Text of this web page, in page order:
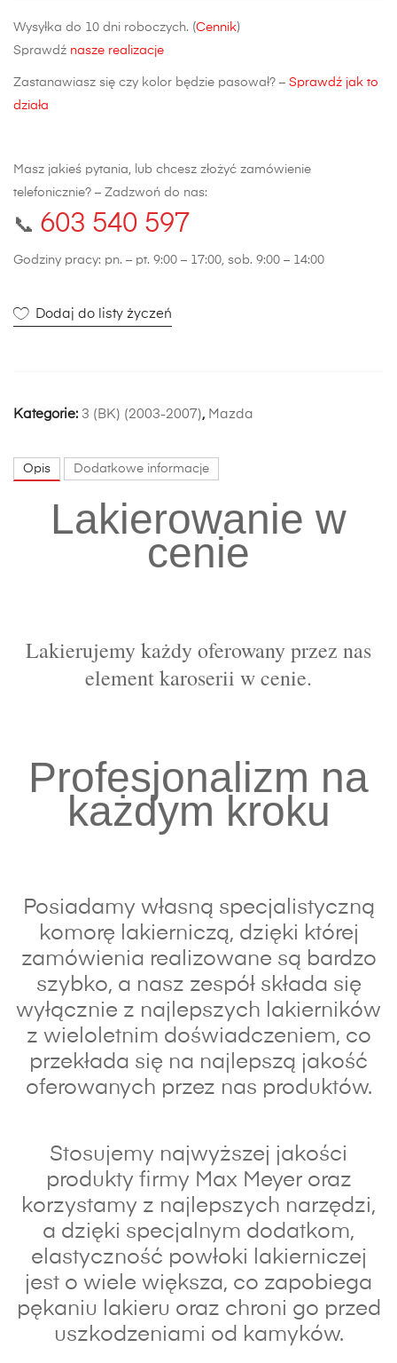
Sedan
Wysyłka do 10 dni roboczych. (Cennik)
Sprawdź nasze realizacje
Zastanawiasz się czy kolor będzie pasował? – Sprawdź jak to
działa
Masz jakieś pytania, lub chcesz złożyć zamówienie
telefonicznie? – Zadzwoń do nas:
📞 603 540 597
Godziny pracy: pn. – pt. 9:00 – 17:00, sob. 9:00 – 14:00
Dodaj do listy życzeń
Kategorie: 3 (BK) (2003-2007), Mazda
Opis Dodatkowe informacje
Lakierowanie w
cenie
Lakierujemy każdy oferowany przez nas
element karoserii w cenie.
Profesjonalizm na
każdym kroku
Posiadamy własną specjalistyczną
komorę lakierniczą, dzięki której
zamówienia realizowane są bardzo
szybko, a nasz zespół składa się
wyłącznie z najlepszych lakierników
z wieloletnim doświadczeniem, co
przekłada się na najlepszą jakość
oferowanych przez nas produktów.
Stosujemy najwyższej jakości
produkty firmy Max Meyer oraz
korzystamy z najlepszych narzędzi,
a dzięki specjalnym dodatkom,
elastyczność powłoki lakierniczej
jest o wiele większa, co zapobiega
pękaniu lakieru oraz chroni go przed
uszkodzeniami od kamyków.